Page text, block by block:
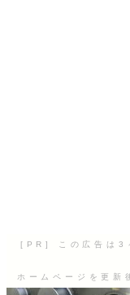
[PR] この広告は3
ホームページを更新